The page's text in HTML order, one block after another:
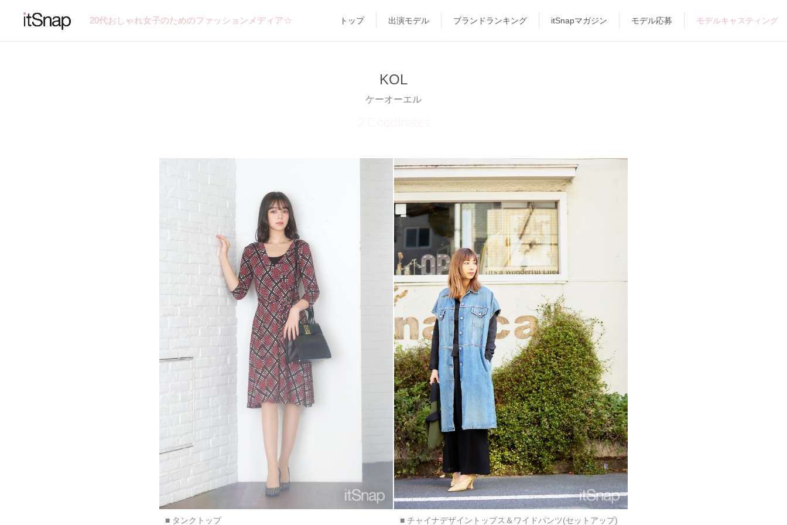
20代おしゃれ女子のためのファッションメディア☆ トップ 出演モデル ブランドランキング itSnapマガジン モデル応募 モデルキャスティング
KOL
ケーオーエル
2 Coodinates
■ タンクトップ ■ チャイナデザイントップス＆ワイドパンツ(セットアップ)